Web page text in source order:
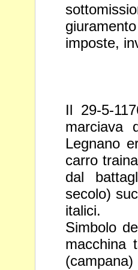
imposte,
Il 29-5-
marciava
Legnano
carro
dal
secolo)
italici.
Simbolo
macchina